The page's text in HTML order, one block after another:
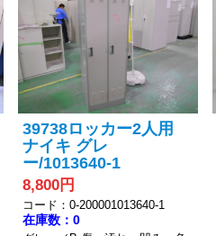
39738ロッカー2人用
ナイキ グレ
ー/1013640-1
8,800円
コード：0-200001013640-1
在庫数：0